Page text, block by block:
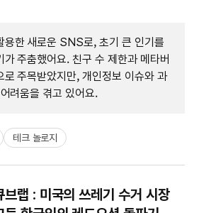
용한 새로운 SNS로, 초기 큰 인기를
주춤했어요. 친구 수 제한과 메타버
로 주목받았지만, 개인정보 이슈와 과
려움을 겪고 있어요.
테크 놀로지
브랩 : 미국의 쓰레기 수거 시장